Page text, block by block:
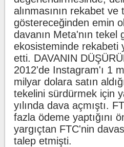
alınmasının rekabet
göstereceğinden emin
davanın Meta'nın tekel
ekosisteminde rekabeti
etti. DAVANIN
2012'de Instagram'ı 1
milyar dolara satın
tekelini sürdürmek için
yılında dava açmıştı.
fazla ödeme yaptığını
yargıçtan FTC'nin
talep etmişti.